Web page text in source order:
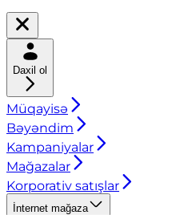
Daxil ol
Müqayisə
Bəyəndim
Kampaniyalar
Mağazalar
Korporativ satışlar
İnternet mağaza